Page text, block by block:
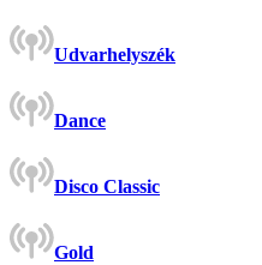
Udvarhelyszék
Dance
Disco Classic
Gold